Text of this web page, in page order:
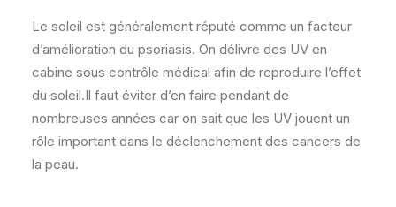
Le soleil est généralement réputé comme un facteur
d’amélioration du psoriasis. On délivre des UV en
cabine sous contrôle médical afin de reproduire l’effet
du soleil.Il faut éviter d’en faire pendant de
nombreuses années car on sait que les UV jouent un
rôle important dans le déclenchement des cancers de
la peau.